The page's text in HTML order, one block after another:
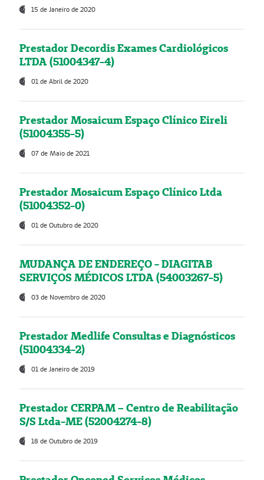
15 de Janeiro de 2020
Prestador Decordis Exames Cardiológicos
LTDA (51004347-4)
01 de Abril de 2020
Prestador Mosaicum Espaço Clínico Eireli
(51004355-5)
07 de Maio de 2021
Prestador Mosaicum Espaço Clínico Ltda
(51004352-0)
01 de Outubro de 2020
MUDANÇA DE ENDEREÇO - DIAGITAB
SERVIÇOS MÉDICOS LTDA (54003267-5)
03 de Novembro de 2020
Prestador Medlife Consultas e Diagnósticos
(51004334-2)
01 de Janeiro de 2019
Prestador CERPAM – Centro de Reabilitação
S/S Ltda-ME (52004274-8)
18 de Outubro de 2019